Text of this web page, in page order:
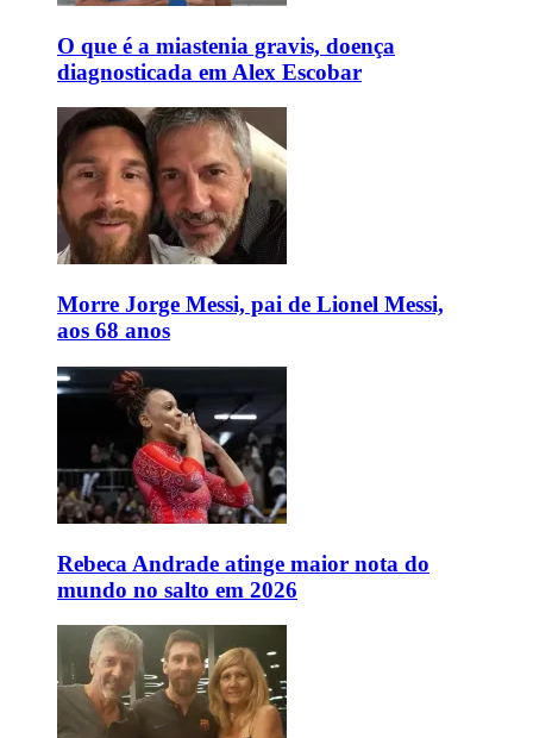
O que é a miastenia gravis, doença
diagnosticada em Alex Escobar
Morre Jorge Messi, pai de Lionel Messi,
aos 68 anos
Rebeca Andrade atinge maior nota do
mundo no salto em 2026